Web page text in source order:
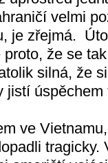
velmi
je zřejmá.
že se
silná, že
jistí
ve
tragicky.